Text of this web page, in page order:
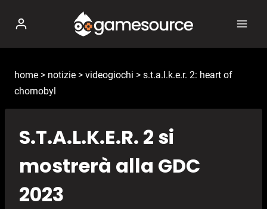
contenuto
home > notizie > videogiochi > s.t.a.l.k.e.r. 2: heart of
chornobyl
S.T.A.L.K.E.R. 2 si
mostrerà alla GDC
2023